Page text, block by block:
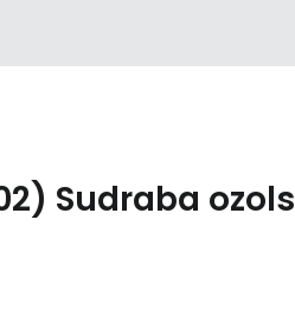
Sudraba ozols